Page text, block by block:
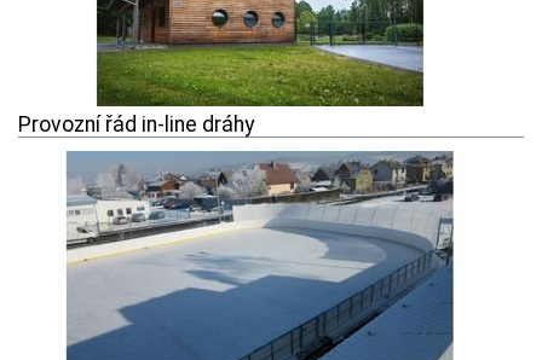
Provozní řád in-line dráhy